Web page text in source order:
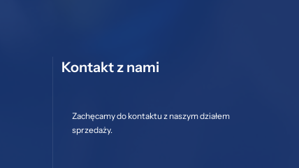
Kontakt z nami
Zachęcamy do kontaktu z naszym działem
sprzedaży.